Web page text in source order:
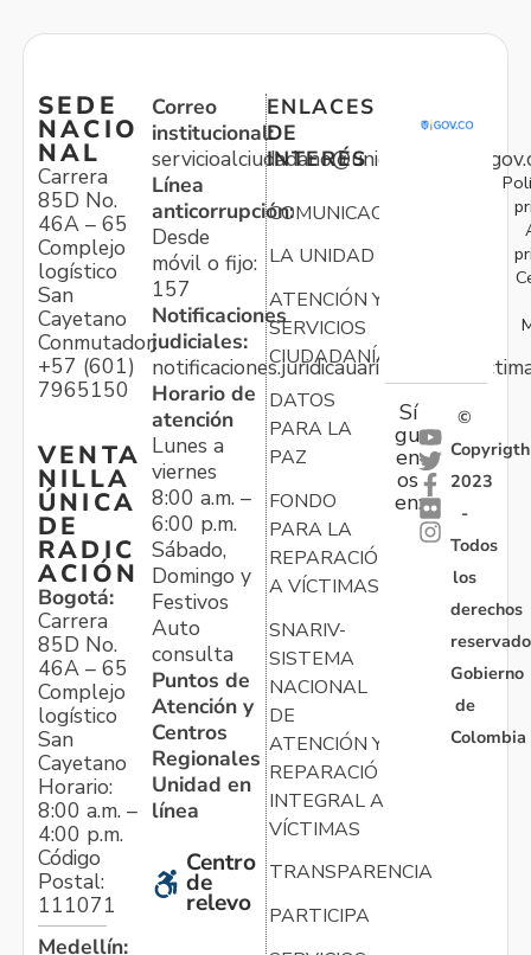
SEDE
NACIO
NAL
Carrera
85D No.
46A – 65
Complejo
logístico
San
Cayetano
Conmutador:
+57 (601)
7965150
VENTA
NILLA
ÚNICA
DE
RADIC
ACIÓN
Bogotá:
Carrera
85D No.
46A – 65
Complejo
logístico
San
Cayetano
Horario:
8:00 a.m. –
4:00 p.m.
Código
Postal:
111071
Medellín:
Correo
institucional:
Línea
anticorrupción:
Desde
móvil o fijo:
157
Notificaciones
judiciales:
Horario de
atención
Lunes a
viernes
8:00 a.m. –
6:00 p.m.
Sábado,
Domingo y
Festivos
Auto
consulta
Puntos de
Atención y
Centros
Regionales
Unidad en
línea
Centro
de
relevo
ENLACES
DE
INTERÉS
COMUNICACIONES
LA UNIDAD
ATENCIÓN Y
SERVICIOS
CIUDADANÍA
DATOS
PARA LA
PAZ
FONDO
PARA LA
REPARACIÓN
A VÍCTIMAS
SNARIV-
SISTEMA
NACIONAL
DE
ATENCIÓN Y
REPARACIÓN
INTEGRAL A
VÍCTIMAS
TRANSPARENCIA
PARTICIPA
Sí
gu
en
os
en:
©
Copyrigth
2023
-
Todos
los
derechos
Gobierno
de
Colombia